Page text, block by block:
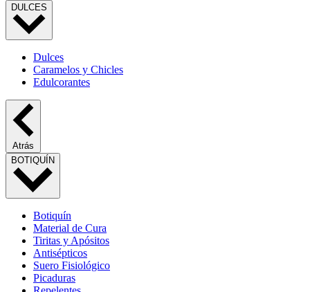
DULCES
Dulces
Caramelos y Chicles
Edulcorantes
Atrás
BOTIQUÍN
Botiquín
Material de Cura
Tiritas y Apósitos
Antisépticos
Suero Fisiológico
Picaduras